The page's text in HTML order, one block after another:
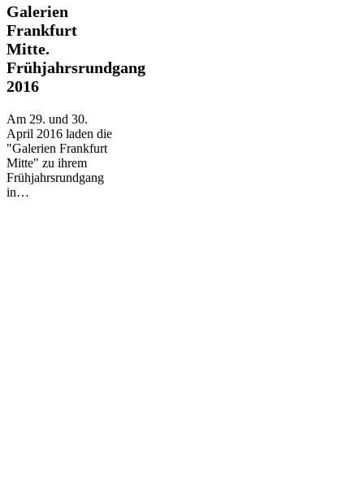
Galerien
Frankfurt
Mitte.
Frühjahrsrundgang
2016
Galerien
Frankfurt
Mitte.
Frühjahrsrundgang
2016
Am 29. und 30.
April 2016 laden die
"Galerien Frankfurt
Mitte" zu ihrem
Frühjahrsrundgang
in…